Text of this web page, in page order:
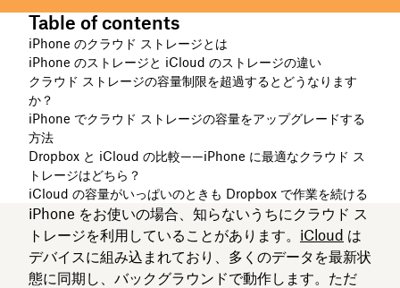
Table of contents
iPhone のクラウド ストレージとは
iPhone のストレージと iCloud のストレージの違い
クラウド ストレージの容量制限を超過するとどうなります
か？
iPhone でクラウド ストレージの容量をアップグレードする
方法
Dropbox と iCloud の比較——iPhone に最適なクラウド ス
トレージはどちら？
iCloud の容量がいっぱいのときも Dropbox で作業を続ける
iPhone をお使いの場合、知らないうちにクラウド ス
トレージを利用していることがあります。 iCloud は
デバイスに組み込まれており、多くのデータを最新状
態に同期し、バックグラウンドで動作します。ただ